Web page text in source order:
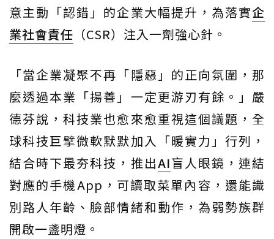
意主動「認錯」的企業大幅提升，為落實企
業社會責任 （CSR）注入一劑強心針。
「當企業凝聚不再「隱惡」的正向氛圍，那
麼透過本業「揚善」一定更游刃有餘。」嚴
德芬說，科技業也愈來愈重視這個議題，全
球科技巨擘微軟默默加入「暖實力」行列，
結合時下最夯科技，推出AI盲人眼鏡，連結
對應的手機App，可讀取菜單內容，還能識
別路人年齡、臉部情緒和動作，為弱勢族群
開啟一盞明燈。